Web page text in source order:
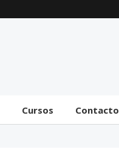
Cursos Contacto